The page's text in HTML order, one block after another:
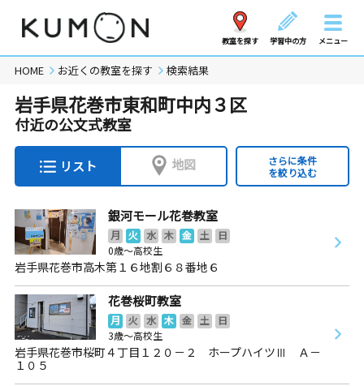
教室を探す 学習中の方 メニュー
HOME お近くの教室を探す 検索結果
岩手県花巻市東和町中内３区
付近の公文式教室
リスト 地図
さらに条件
を絞り込む
銀河モール花巻教室
月 火 水 木 金 土
日
0歳～高校生
岩手県花巻市高木第１６地割６８番地６
花巻桜町教室
月 火 水 木 金 土
日
3歳～高校生
岩手県花巻市桜町４丁目１２０－２ ホープハイツⅢ Ａ－
１０５